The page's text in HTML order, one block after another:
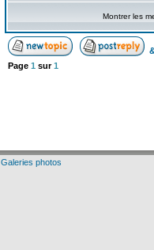
Montrer les
Page 1 sur1
Galeries photos